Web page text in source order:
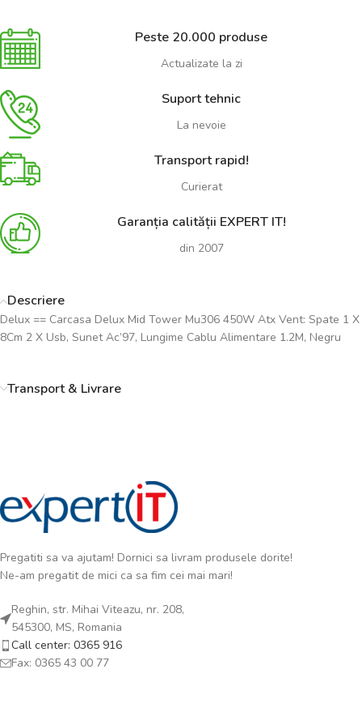
Peste 20.000 produse
Actualizate la zi
Suport tehnic
La nevoie
Transport rapid!
Curierat
Garanția calității EXPERT IT!
din 2007
Descriere
Delux == Carcasa Delux Mid Tower Mu306 450W Atx Vent: Spate 1 X
8Cm 2 X Usb, Sunet Ac’97, Lungime Cablu Alimentare 1.2M, Negru
Transport & Livrare
Pregatiti sa va ajutam! Dornici sa livram produsele dorite!
Ne-am pregatit de mici ca sa fim cei mai mari!
Reghin, str. Mihai Viteazu, nr. 208,
545300, MS, Romania
Call center: 0365 916
Fax: 0365 43 00 77